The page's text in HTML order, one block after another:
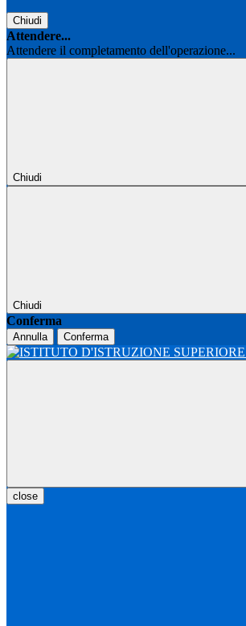
Chiudi
Attendere...
Attendere il completamento dell'operazione...
Chiudi
Chiudi
Conferma
Annulla Conferma
close